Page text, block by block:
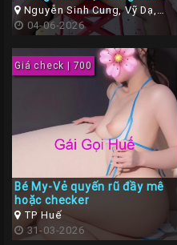
Huế
Rẽ
Sinh
Gái
Gọi
Gái Gọi Huế Hoài An
Nguyễn Sinh Cung, Vỹ Dạ,
Huế, Thừa Thiên Huế
04-06-2026
Giá check | 700
Bé My-Vẻ quyến rũ đầy mê
hoặc checker
TP Huế
31-03-2026